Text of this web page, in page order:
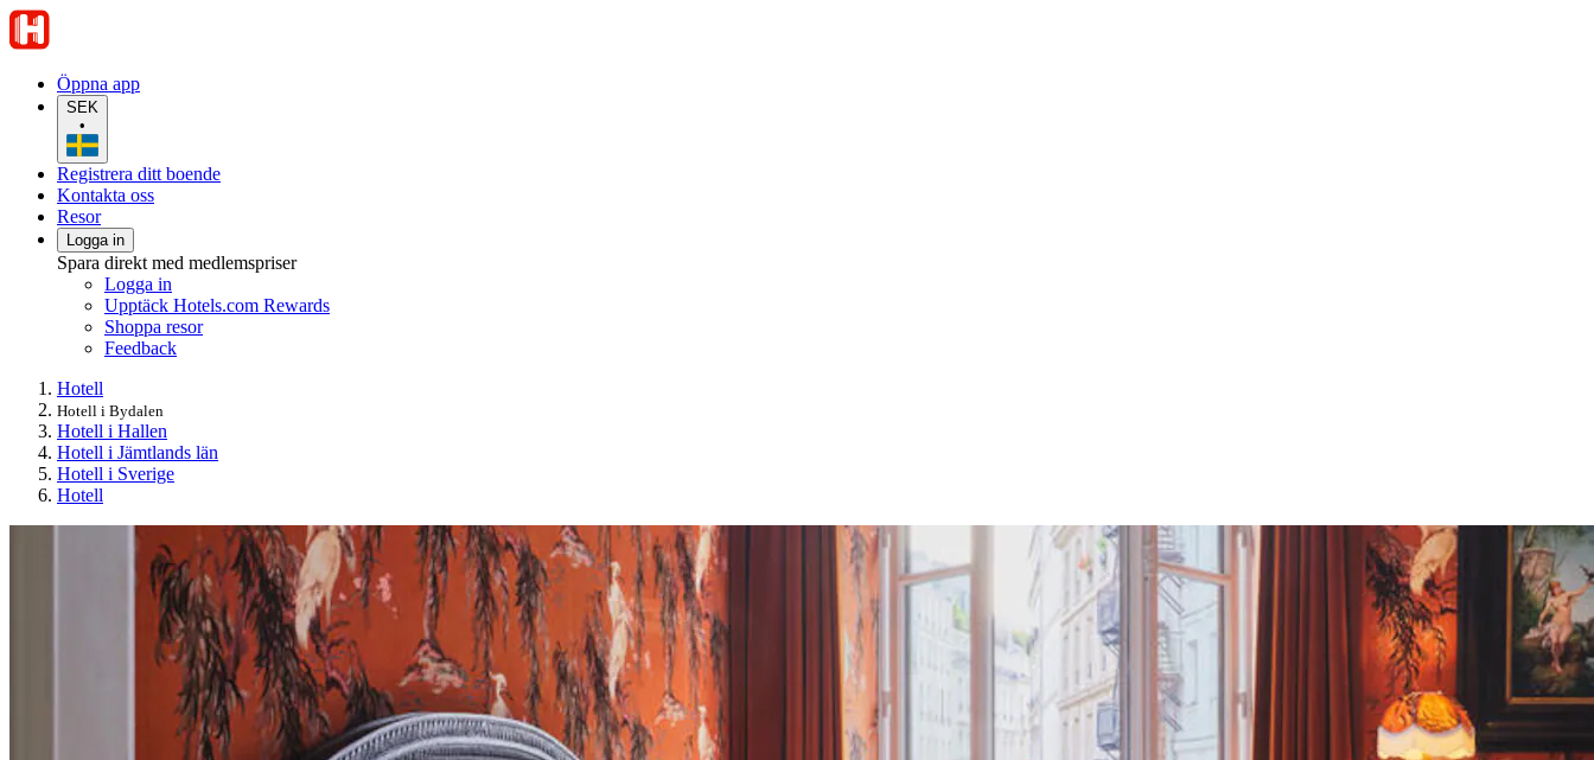
Öppna app
SEK
•
Registrera ditt boende
Kontakta oss
Resor
Logga in
Spara direkt med medlemspriser
Logga in
Upptäck Hotels.com Rewards
Shoppa resor
Feedback
Hotell
Hotell i Bydalen
Hotell i Hallen
Hotell i Jämtlands län
Hotell i Sverige
Hotell